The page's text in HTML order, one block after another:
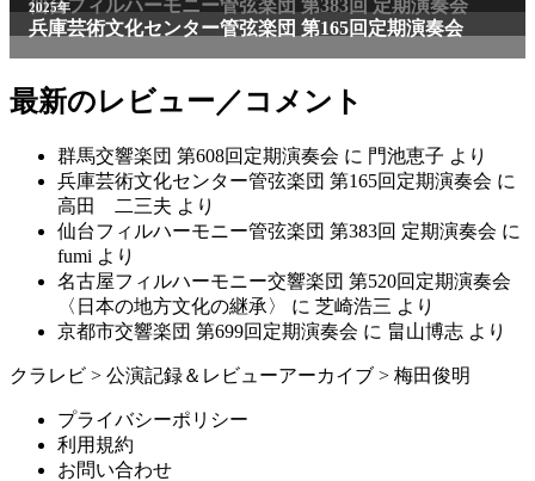
仙台フィルハーモニー管弦楽団 第383回 定期演奏会
2025年
兵庫芸術文化センター管弦楽団 第165回定期演奏会
最新のレビュー／コメント
群馬交響楽団 第608回定期演奏会 に 門池恵子 より
兵庫芸術文化センター管弦楽団 第165回定期演奏会 に
高田 二三夫 より
仙台フィルハーモニー管弦楽団 第383回 定期演奏会 に
fumi より
名古屋フィルハーモニー交響楽団 第520回定期演奏会
〈日本の地方文化の継承〉
に 芝崎浩三 より
京都市交響楽団 第699回定期演奏会 に 畠山博志 より
クラレビ > 公演記録＆レビューアーカイブ > 梅田俊明
プライバシーポリシー
利用規約
お問い合わせ